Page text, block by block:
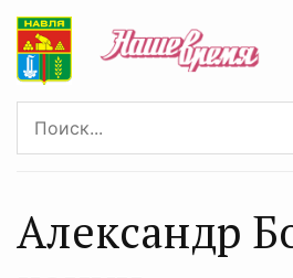
Александр